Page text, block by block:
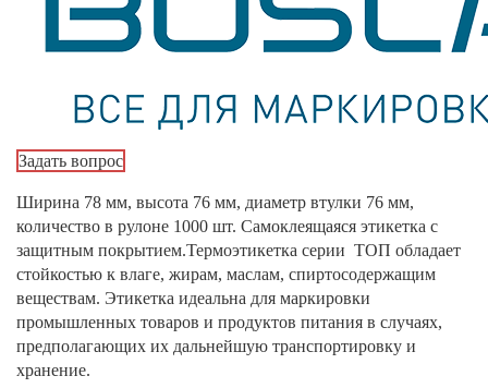
Задать вопрос
Ширина 78 мм, высота 76 мм, диаметр втулки 76 мм,
количество в рулоне 1000 шт. Самоклеящаяся этикетка с
защитным покрытием.Термоэтикетка серии ТОП обладает
стойкостью к влаге, жирам, маслам, спиртосодержащим
веществам. Этикетка идеальна для маркировки
промышленных товаров и продуктов питания в случаях,
предполагающих их дальнейшую транспортировку и
хранение.